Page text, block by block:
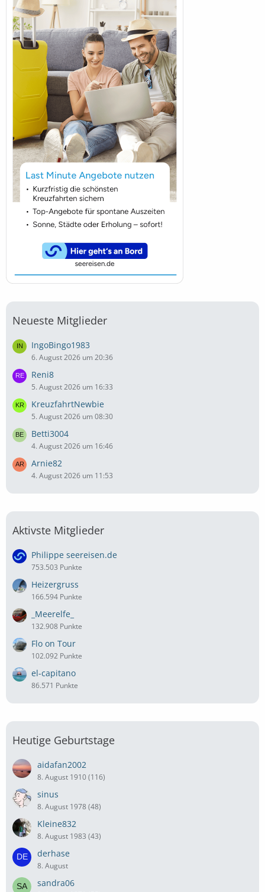
Neueste Mitglieder
IngoBingo1983
6. August 2026 um 20:36
Reni8
5. August 2026 um 16:33
KreuzfahrtNewbie
5. August 2026 um 08:30
Betti3004
4. August 2026 um 16:46
Arnie82
4. August 2026 um 11:53
Aktivste Mitglieder
Philippe seereisen.de
753.503 Punkte
Heizergruss
166.594 Punkte
_Meerelfe_
132.908 Punkte
Flo on Tour
102.092 Punkte
el-capitano
86.571 Punkte
Heutige Geburtstage
aidafan2002
8. August 1910 (116)
sinus
8. August 1978 (48)
Kleine832
8. August 1983 (43)
derhase
8. August
sandra06